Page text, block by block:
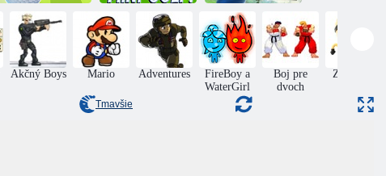
Lopta lietajúca
vysokou
rýchlosťou
Výskumník
Dora: Mini-Golf
Dora Star
Mountain
Mini golf: Bitka
Akčný Boys Mario Adventures
FireBoy a
WaterGirl
Boj pre
dvoch
Zručnosť
Tmavšie